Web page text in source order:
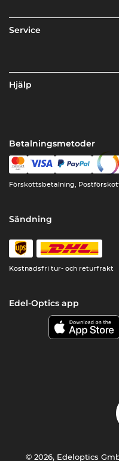
Service
Hjälp
Betalningsmetoder
Förskottsbetalning,
Sändning
Kostnadsfri tur- och returfrakt
Edel-Optics app
© 2026, Edeloptics